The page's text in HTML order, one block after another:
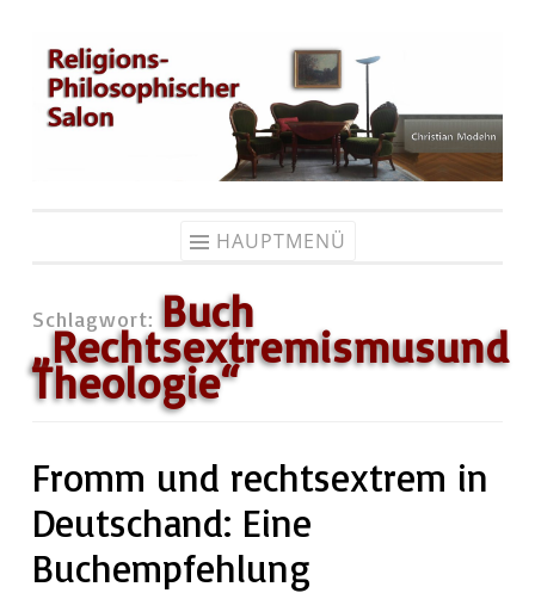
Zum
Inhalt
springen
HAUPTMENÜ
Schlagwort: Buch
„Rechtsextremismusund
Theologie“
Fromm und rechtsextrem in
Deutschand: Eine
Buchempfehlung